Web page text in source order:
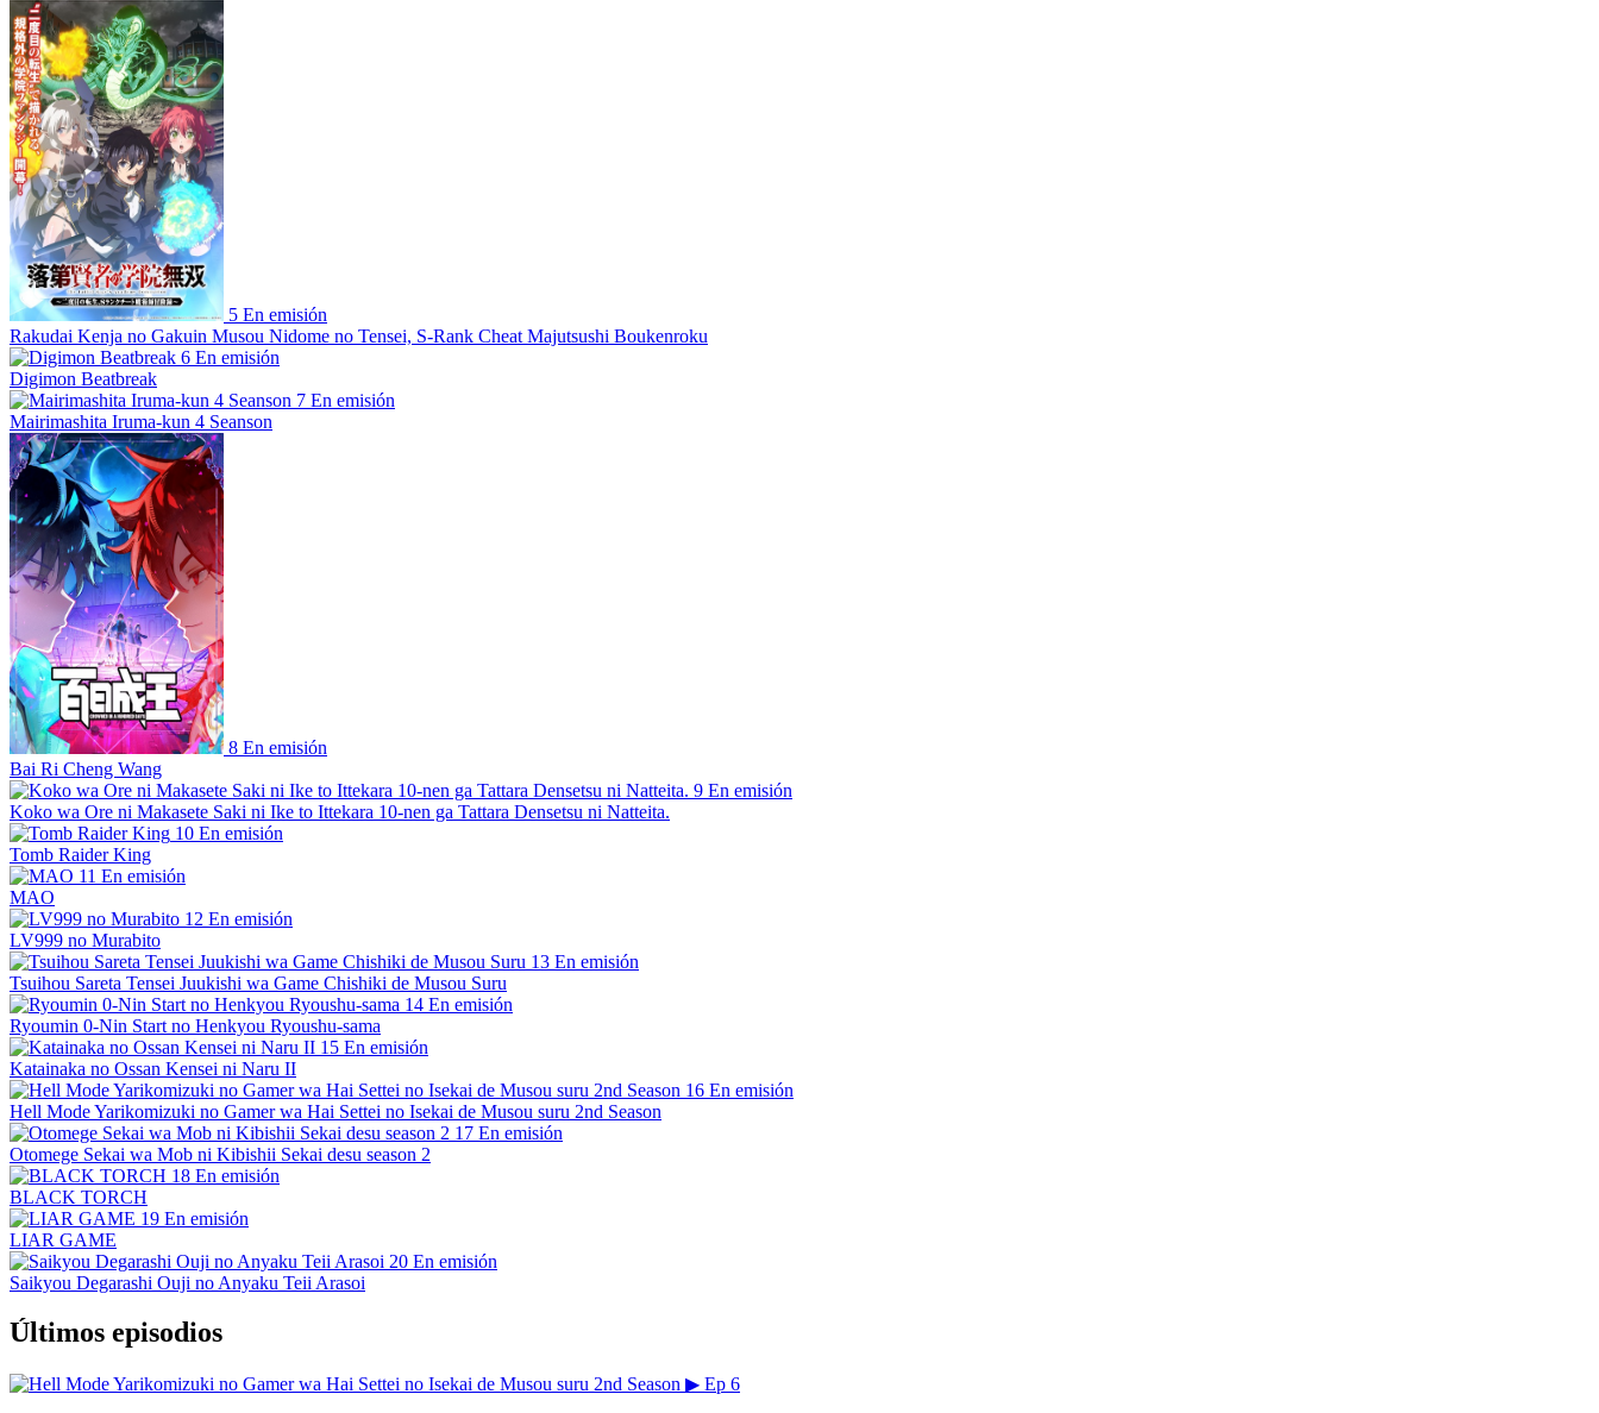
5 En emisión
Rakudai Kenja no Gakuin Musou Nidome no Tensei, S-Rank Cheat Majutsushi Boukenroku
6 En emisión
Digimon Beatbreak
7 En emisión
Mairimashita Iruma-kun 4 Seanson
8 En emisión
Bai Ri Cheng Wang
9 En emisión
Koko wa Ore ni Makasete Saki ni Ike to Ittekara 10-nen ga Tattara Densetsu ni Natteita.
10 En emisión
Tomb Raider King
11 En emisión
MAO
12 En emisión
LV999 no Murabito
13 En emisión
Tsuihou Sareta Tensei Juukishi wa Game Chishiki de Musou Suru
14 En emisión
Ryoumin 0-Nin Start no Henkyou Ryoushu-sama
15 En emisión
Katainaka no Ossan Kensei ni Naru II
16 En emisión
Hell Mode Yarikomizuki no Gamer wa Hai Settei no Isekai de Musou suru 2nd Season
17 En emisión
Otomege Sekai wa Mob ni Kibishii Sekai desu season 2
18 En emisión
BLACK TORCH
19 En emisión
LIAR GAME
20 En emisión
Saikyou Degarashi Ouji no Anyaku Teii Arasoi
Últimos episodios
▶ Ep 6